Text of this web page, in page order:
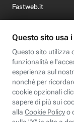
Fastweb.it
Fastweb Digital
STEP FuturAbility